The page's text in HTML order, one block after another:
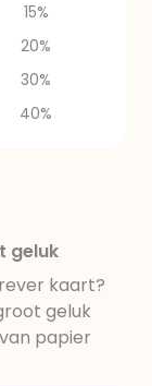
15%
20%
30%
40%
geluk
kaart?
geluk
papier